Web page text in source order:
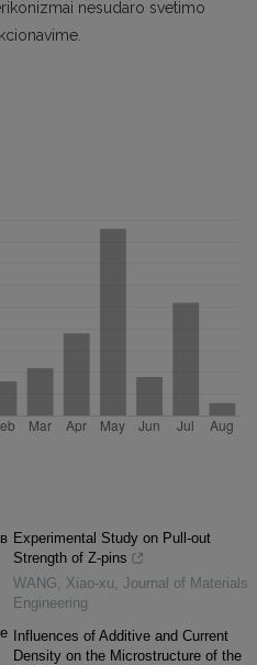
nesudaro svetimo
Experimental Study on Pull-out
Strength of Z-pins
WANG, Xiao-xu, Journal of Materials
Engineering
Influences of Additive and Current
Density on the Microstructure of the